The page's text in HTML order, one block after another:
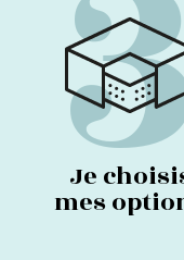
Je
mes